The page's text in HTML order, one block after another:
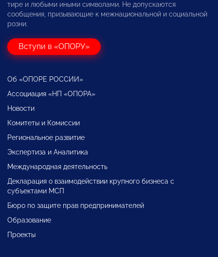
тире и любыми иными символами. Не допускаются
сообщения, призывающие к межнациональной и социальной
розни.
Вступи в «ОПОРУ»
Об «ОПОРЕ РОССИИ»
Ассоциация «НП «ОПОРА»
Новости
Комитеты и Комиссии
Региональное развитие
Экспертиза и Аналитика
Международная деятельность
Декларация о взаимодействии крупного бизнеса с
субъектами МСП
Бюро по защите прав предпринимателей
Образование
Проекты